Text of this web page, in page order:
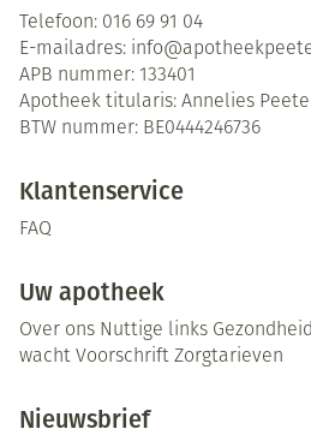
Telefoon: 016 69 91 04
E-mailadres: info@
APB nummer: 133401
Apotheek titularis: Annelies
BTW nummer: BE0444246736
Klantenservice
FAQ
Uw apotheek
Over ons Nuttige links
wacht Voorschrift Zorgtarieven
Nieuwsbrief